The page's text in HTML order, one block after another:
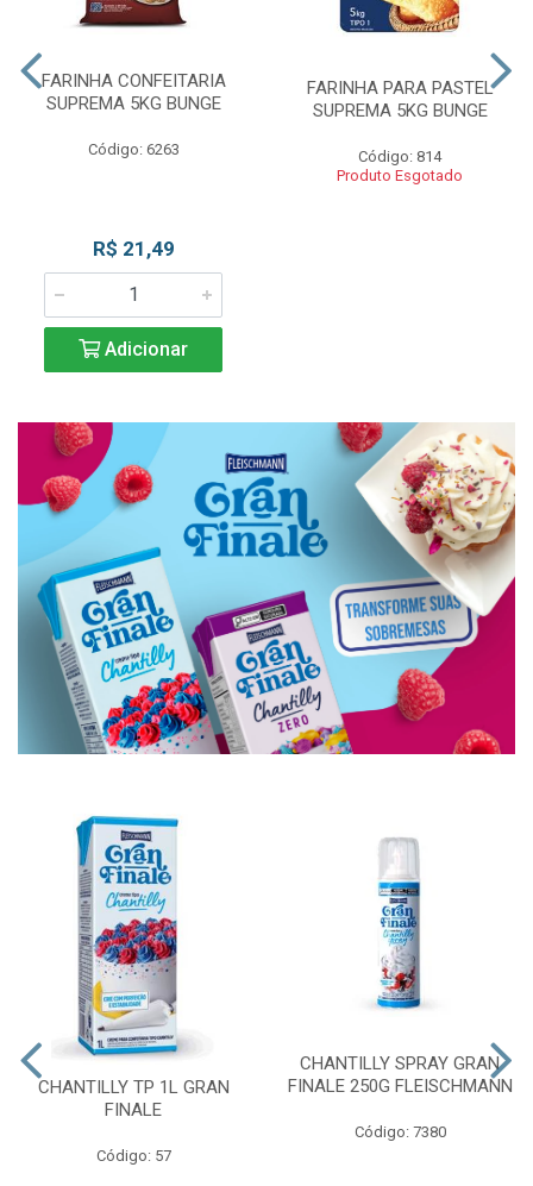
FARINHA CONFEITARIA
SUPREMA 5KG BUNGE
Código: 6263
R$ 21,49
Adicionar
FARINHA PARA PASTEL
SUPREMA 5KG BUNGE
Código: 814
Produto Esgotado
CHANTILLY TP 1L GRAN
FINALE
Código: 57
CHANTILLY SPRAY GRAN
FINALE 250G FLEISCHMANN
Código: 7380